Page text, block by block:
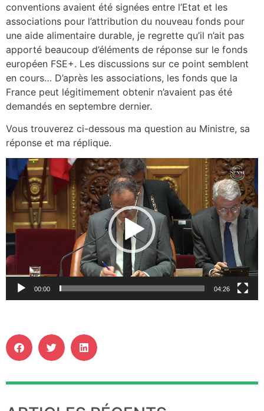
conventions avaient été signées entre l’Etat et les
associations pour l’attribution du nouveau fonds pour
une aide alimentaire durable, je regrette qu’il n’ait pas
apporté beaucoup d’éléments de réponse sur le fonds
européen FSE+. Les discussions sur ce point semblent
en cours… D’après les associations, les fonds que la
France peut légitimement obtenir n’avaient pas été
demandés en septembre dernier.
Vous trouverez ci-dessous ma question au Ministre, sa
réponse et ma réplique.
Lecteur
vidéo
00:00 04:26